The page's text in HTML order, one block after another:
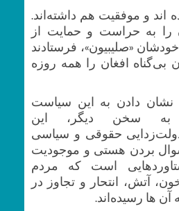
اند و موفقیت هم داشته‌اند.
را به حراست و حمایت از
«صلیبیون»، فرستادند
بی‌گناه افغان را همه روزه
دادن به این سیاست
سخن دیگر، این
حقوقی و سیاسی
بردن هستی و موجودیت
است که مردم
آتش، انتحار و تجاوز در
ها رسیده‌اند.